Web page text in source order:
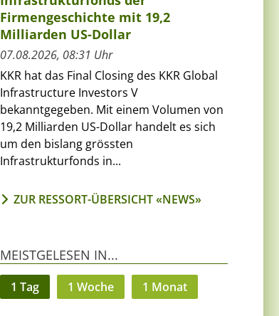
Firmengeschichte mit 19,2
Milliarden US-Dollar
07.08.2026, 08:31 Uhr
KKR hat das Final Closing des KKR Global
Infrastructure Investors V
bekanntgegeben. Mit einem Volumen von
19,2 Milliarden US-Dollar handelt es sich
um den bislang grössten
Infrastrukturfonds in...
ZUR RESSORT-ÜBERSICHT «NEWS»
MEISTGELESEN IN...
1 Tag 1 Woche 1 Monat